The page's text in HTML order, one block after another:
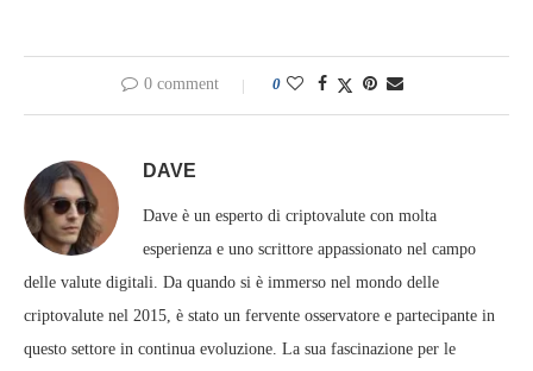
0 comment 0
DAVE
Dave è un esperto di criptovalute con molta
esperienza e uno scrittore appassionato nel campo
delle valute digitali. Da quando si è immerso nel mondo delle
criptovalute nel 2015, è stato un fervente osservatore e partecipante in
questo settore in continua evoluzione. La sua fascinazione per le